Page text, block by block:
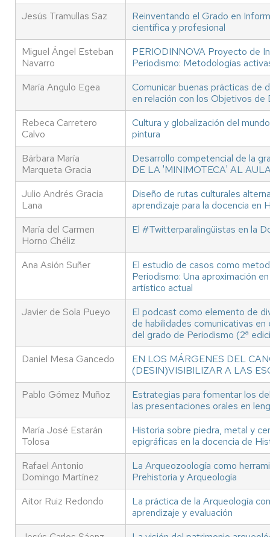
Jesús Tramullas Saz
Reinventando el Grado en
científica y profesional
Miguel Ángel Esteban
Navarro
PERIODINNOVA Proyecto de
Periodismo: Metodologías
María Angulo Egea
Comunicar buenas prácticas de
en relación con los Objetivos de
Rebeca Carretero
Calvo
Cultura y globalización del
pintura
Bárbara María
Marqueta Gracia
Desarrollo competencial de la
DE LA 'MINIMOTECA' AL
Julio Andrés Gracia
Lana
Diseño de rutas culturales
aprendizaje para la docencia en
María del Carmen
Horno Chéliz
El #Twitterparalingüistas en la
Ana Asión Suñer
El estudio de casos como
Periodismo: Una aproximación
artístico actual
Javier de Sola Pueyo
El podcast como elemento de
de habilidades comunicativas
del grado de Periodismo (2ª
Daniel Mesa Gancedo
EN LOS MÁRGENES DEL
(DESIN)VISIBILIZAR A LAS
Pablo Gómez Muñoz
Estrategias para fomentar los
las presentaciones orales en
María José Estarán
Tolosa
Historia sobre piedra, metal y
epigráficas en la docencia de
Rafael Antonio
Domingo Martínez
La Arqueozoología como
Prehistoria y Arqueología
Aitor Ruiz Redondo
La práctica de la Arqueología
aprendizaje y evaluación